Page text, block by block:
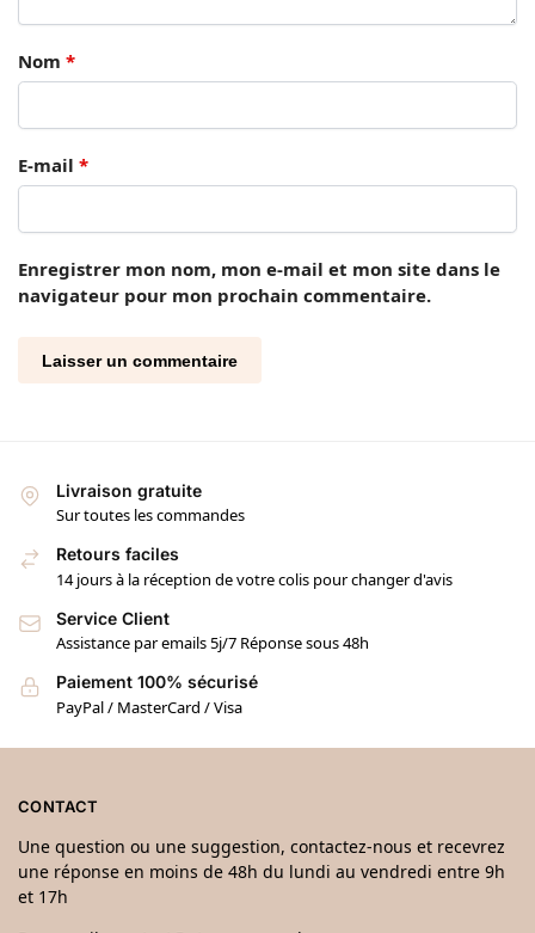
Nom *
E-mail *
Enregistrer mon nom, mon e-mail et mon site dans le
navigateur pour mon prochain commentaire.
Livraison gratuite
Sur toutes les commandes
Retours faciles
14 jours à la réception de votre colis pour changer d'avis
Service Client
Assistance par emails 5j/7 Réponse sous 48h
Paiement 100% sécurisé
PayPal / MasterCard / Visa
CONTACT
Une question ou une suggestion, contactez-nous et recevrez
une réponse en moins de 48h du lundi au vendredi entre 9h
et 17h